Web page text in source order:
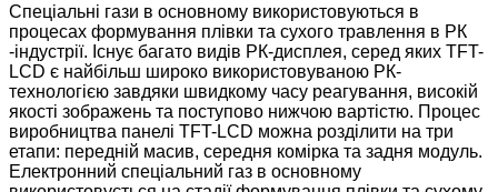
Спеціальні гази в основному використовуються в
процесах формування плівки та сухого травлення в РК
-індустрії. Існує багато видів РК-дисплея, серед яких TFT-
LCD є найбільш широко використовуваною РК-
технологією завдяки швидкому часу реагування, високій
якості зображень та поступово нижчою вартістю. Процес
виробництва панелі TFT-LCD можна розділити на три
етапи: передній масив, середня комірка та задня модуль.
Електронний спеціальний газ в основному